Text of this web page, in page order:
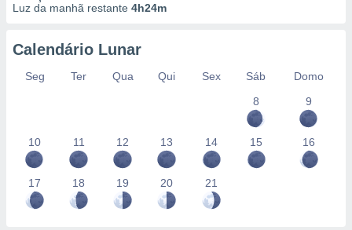
Luz da manhã restante 4h24m
Calendário Lunar
Seg Ter Qua Qui Sex Sáb
Domo
8
9
10 11 12 13 14 15 16
17 18 19 20 21